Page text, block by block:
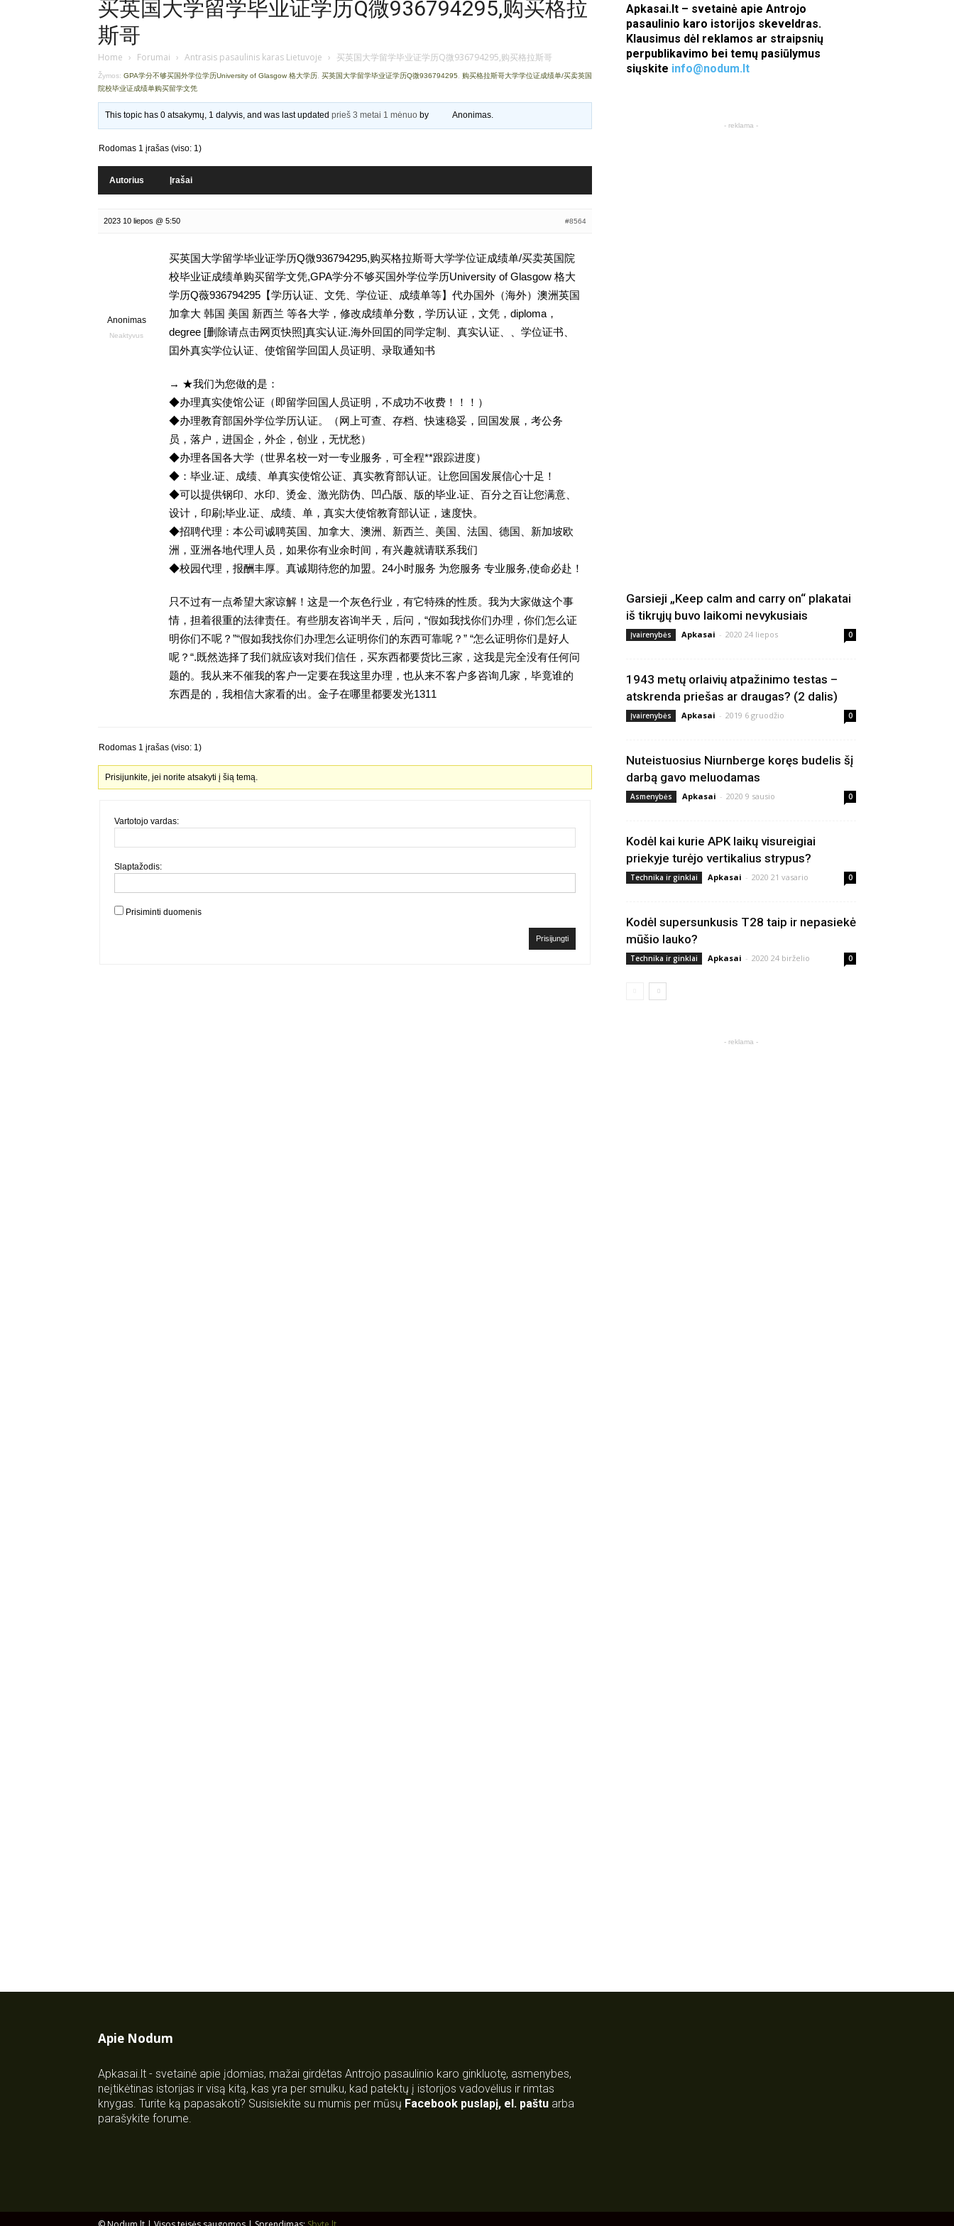
买英国大学留学毕业证学历Q微936794295,购买格拉
斯哥
Home › Forumai › Antrasis pasaulinis karas Lietuvoje › 买英国大学留学毕业证学历Q微936794295,购买格拉斯哥
Žymos: GPA学分不够买国外学位学历University of Glasgow 格大学历 买英国大学留学毕业证学历Q微936794295
购买格拉斯哥大学学位证成绩单/买卖英国
院校毕业证成绩单购买留学文凭
This topic has 0 atsakymų, 1 dalyvis, and was last updatedprieš 3 metai 1 mėnuo by Anonimas.
Rodomas 1 įrašas (viso: 1)
Autorius Įrašai
2023 10 liepos @ 5:50 #8564
Anonimas
Neaktyvus
买英国大学留学毕业证学历Q微936794295,购买格拉斯哥大学学位证成绩单/买卖英国院
校毕业证成绩单购买留学文凭,GPA学分不够买国外学位学历University of Glasgow 格大
学历Q薇936794295【学历认证、文凭、学位证、成绩单等】代办国外（海外）澳洲英国
加拿大 韩国 美国 新西兰 等各大学，修改成绩单分数，学历认证，文凭，diploma，
degree [删除请点击网页快照]真实认证.海外回囯的同学定制、真实认证、、学位证书、
囯外真实学位认证、使馆留学回囯人员证明、录取通知书
→ ★我们为您做的是：
◆办理真实使馆公证（即留学回国人员证明，不成功不收费！！！）
◆办理教育部国外学位学历认证。（网上可查、存档、快速稳妥，回国发展，考公务
员，落户，进国企，外企，创业，无忧愁）
◆办理各国各大学（世界名校一对一专业服务，可全程**跟踪进度）
◆：毕业.证、成绩、单真实使馆公证、真实教育部认证。让您回国发展信心十足！
◆可以提供钢印、水印、烫金、激光防伪、凹凸版、版的毕业.证、百分之百让您满意、
设计，印刷;毕业.证、成绩、单，真实大使馆教育部认证，速度快。
◆招聘代理：本公司诚聘英国、加拿大、澳洲、新西兰、美国、法国、德国、新加坡欧
洲，亚洲各地代理人员，如果你有业余时间，有兴趣就请联系我们
◆校园代理，报酬丰厚。真诚期待您的加盟。24小时服务 为您服务 专业服务,使命必赴！
只不过有一点希望大家谅解！这是一个灰色行业，有它特殊的性质。我为大家做这个事
情，担着很重的法律责任。有些朋友咨询半天，后问，“假如我找你们办理，你们怎么证
明你们不呢？”“假如我找你们办理怎么证明你们的东西可靠呢？” “怎么证明你们是好人
呢？“.既然选择了我们就应该对我们信任，买东西都要货比三家，这我是完全没有任何问
题的。我从来不催我的客户一定要在我这里办理，也从来不客户多咨询几家，毕竟谁的
东西是的，我相信大家看的出。金子在哪里都要发光1311
Rodomas 1 įrašas (viso: 1)
Prisijunkite, jei norite atsakyti į šią temą.
Vartotojo vardas:
Slaptažodis:
Prisiminti duomenis
Prisijungti
Apkasai.lt – svetainė apie Antrojo
pasaulinio karo istorijos skeveldras.
Klausimus dėl reklamos ar straipsnių
perpublikavimo bei temų pasiūlymus
siųskite info@nodum.lt
- reklama -
Garsieji „Keep calm and carry on“ plakatai
iš tikrųjų buvo laikomi nevykusiais
Įvairenybės Apkasai - 2020 24 liepos 0
1943 metų orlaivių atpažinimo testas –
atskrenda priešas ar draugas? (2 dalis)
Įvairenybės Apkasai - 2019 6 gruodžio 0
Nuteistuosius Niurnberge koręs budelis šį
darbą gavo meluodamas
Asmenybės Apkasai - 2020 9 sausio 0
Kodėl kai kurie APK laikų visureigiai
priekyje turėjo vertikalius strypus?
Technika ir ginklai Apkasai - 2020 21 vasario 0
Kodėl supersunkusis T28 taip ir nepasiekė
mūšio lauko?
Technika ir ginklai Apkasai - 2020 24 birželio 0
- reklama -
Apie Nodum
Apkasai.lt - svetainė apie įdomias, mažai girdėtas Antrojo pasaulinio karo ginkluotę, asmenybes,
neįtikėtinas istorijas ir visą kitą, kas yra per smulku, kad patektų į istorijos vadovėlius ir rimtas
knygas. Turite ką papasakoti? Susisiekite su mumis per mūsų Facebook puslapį, el. paštu arba
parašykite forume.